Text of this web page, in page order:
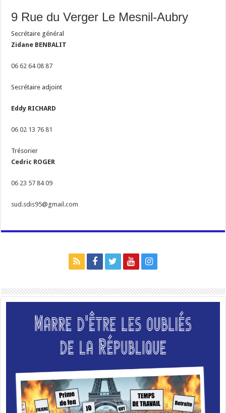
9 Rue du Verger Le Mesnil-Aubry
Secrétaire général
Zidane BENBALIT
06 62 64 08 87
Secrétaire adjoint
Eddy RICHARD
06 02 13 76 81
Trésorier
Cedric ROGER
06 23 57 84 09
sud.sdis95@gmail.com